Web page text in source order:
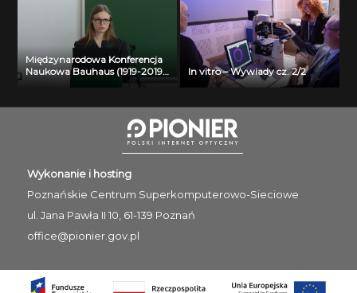
Międzynarodowa Konferencja
Naukowa Bauhaus (1919-2019)
Past – Present – Future – Liva
In vitro – Wywiady cz. 2/2
Wykonanie i hosting
Poznańskie Centrum Superkomputerowo-Sieciowe
ul. Jana Pawła II 10, 61-139 Poznań
office@pionier.gov.pl